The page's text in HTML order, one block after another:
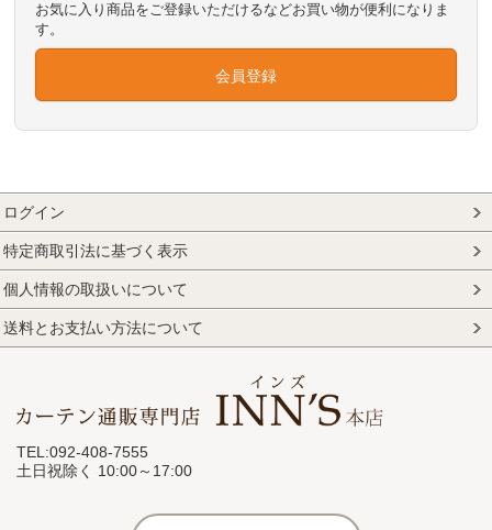
お気に入り商品をご登録いただけるなどお買い物が便利になりま
す。
会員登録
ログイン
特定商取引法に基づく表示
個人情報の取扱いについて
送料とお支払い方法について
TEL:092-408-7555
土日祝除く 10:00～17:00